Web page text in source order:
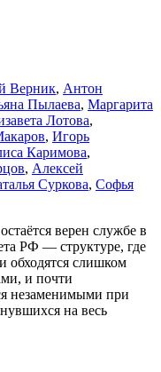
Верник, Антон
Пылаева, Маргарита
Лотова,
, Игорь
Каримова,
, Алексей
Суркова, Софья
верен службе в
РФ — структуре, где
обходятся слишком
и почти
незаменимыми при
на весь